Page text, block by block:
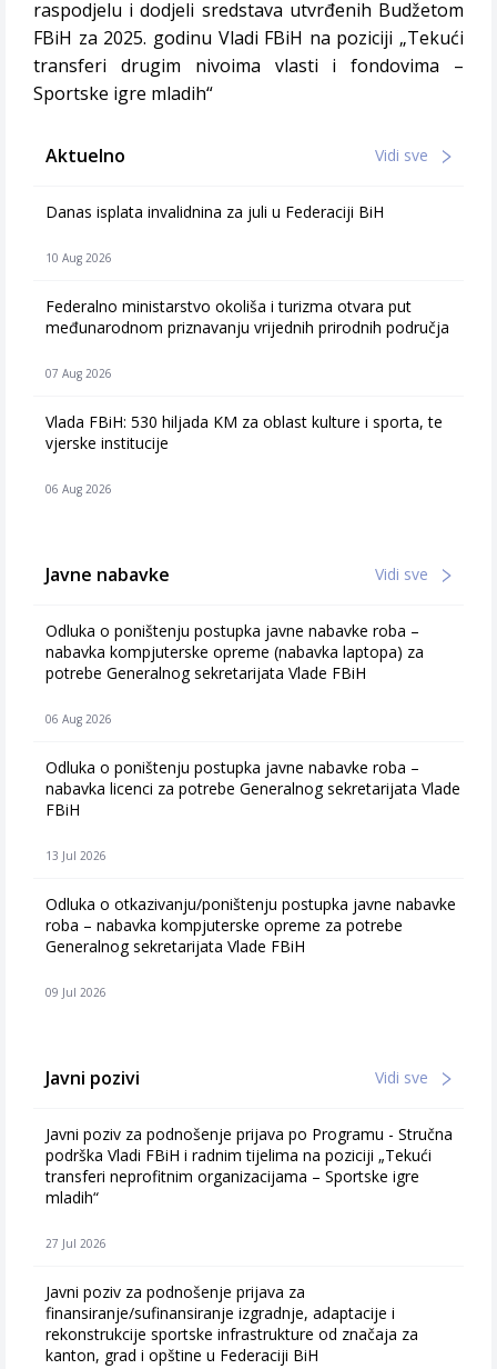
raspodjelu i dodjeli sredstava utvrđenih Budžetom
FBiH za 2025. godinu Vladi FBiH na poziciji „Tekući
transferi drugim nivoima vlasti i fondovima –
Sportske igre mladih“
Aktuelno Vidi sve
Danas isplata invalidnina za juli u Federaciji BiH
10 Aug 2026
Federalno ministarstvo okoliša i turizma otvara put
međunarodnom priznavanju vrijednih prirodnih područja
07 Aug 2026
Vlada FBiH: 530 hiljada KM za oblast kulture i sporta, te
vjerske institucije
06 Aug 2026
Javne nabavke Vidi sve
Odluka o poništenju postupka javne nabavke roba –
nabavka kompjuterske opreme (nabavka laptopa) za
potrebe Generalnog sekretarijata Vlade FBiH
06 Aug 2026
Odluka o poništenju postupka javne nabavke roba –
nabavka licenci za potrebe Generalnog sekretarijata Vlade
FBiH
13 Jul 2026
Odluka o otkazivanju/poništenju postupka javne nabavke
roba – nabavka kompjuterske opreme za potrebe
Generalnog sekretarijata Vlade FBiH
09 Jul 2026
Javni pozivi Vidi sve
Javni poziv za podnošenje prijava po Programu - Stručna
podrška Vladi FBiH i radnim tijelima na poziciji „Tekući
transferi neprofitnim organizacijama – Sportske igre
mladih“
27 Jul 2026
Javni poziv za podnošenje prijava za
finansiranje/sufinansiranje izgradnje, adaptacije i
rekonstrukcije sportske infrastrukture od značaja za
kanton, grad i opštine u Federaciji BiH